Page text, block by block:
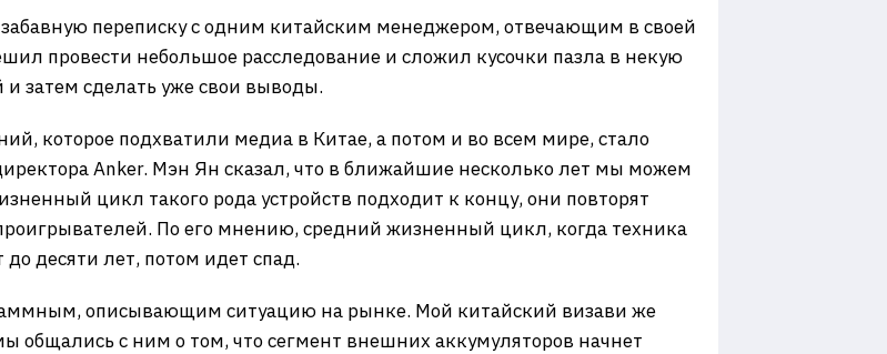
переписку с одним китайским менеджером, отвечающим в своей
провести небольшое расследование и сложил кусочки пазла в некую
затем сделать уже свои выводы.
которое подхватили медиа в Китае, а потом и во всем мире, стало
Anker. Мэн Ян сказал, что в ближайшие несколько лет мы можем
цикл такого рода устройств подходит к концу, они повторят
По его мнению, средний жизненный цикл, когда техника
до десяти лет, потом идет спад.
описывающим ситуацию на рынке. Мой китайский визави же
общались с ним о том, что сегмент внешних аккумуляторов начнет